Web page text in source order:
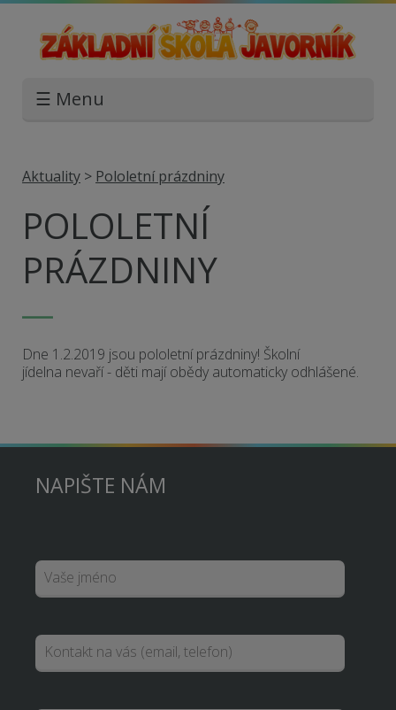
☰ Menu
Aktuality > Pololetní prázdniny
POLOLETNÍ
PRÁZDNINY
Dne 1.2.2019 jsou pololetní prázdniny! Školní
jídelna nevaří - děti mají obědy automaticky odhlášené.
NAPIŠTE NÁM